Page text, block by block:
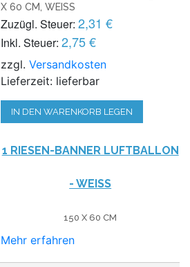
X 60 CM, WEISS
Zuzügl. Steuer: 2,31 €
Inkl. Steuer: 2,75 €
zzgl.Versandkosten
Lieferzeit: lieferbar
IN DEN WARENKORB LEGEN
1 RIESEN-BANNER LUFTBALLON
- WEISS
150 X 60 CM
Mehr erfahren